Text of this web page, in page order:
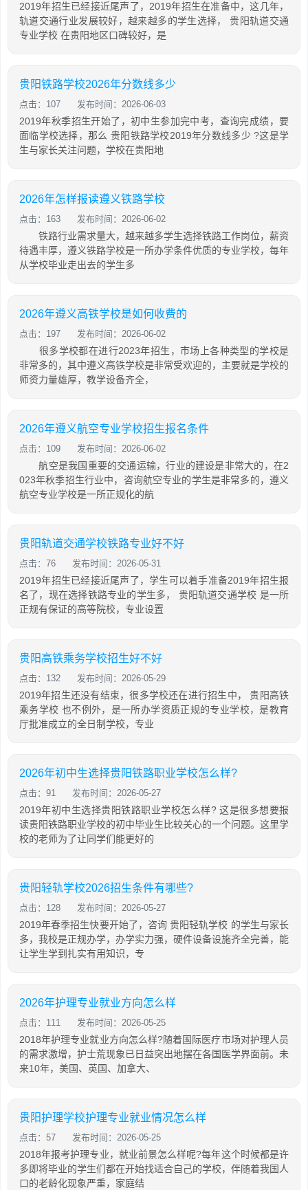
2019年招生已经接近尾声了，2019年招生在准备中，这几年，
轨道交通行业发展较好，越来越多的学生选择， 贵阳轨道交通
专业学校 在贵阳地区口碑较好，是
贵阳铁路学校2026年分数线多少
点击：107 发布时间：2026-06-03
2019年秋季招生开始了，初中生参加完中考，查询完成绩，要
面临学校选择，那么 贵阳铁路学校2019年分数线多少 ?这是学
生与家长关注问题，学校在贵阳地
2026年怎样报读遵义铁路学校
点击：163 发布时间：2026-06-02
铁路行业需求量大，越来越多学生选择铁路工作岗位，薪资
待遇丰厚，遵义铁路学校是一所办学条件优质的专业学校，每年
从学校毕业走出去的学生多
2026年遵义高铁学校是如何收费的
点击：197 发布时间：2026-06-02
很多学校都在进行2023年招生，市场上各种类型的学校是
非常多的，其中遵义高铁学校是非常受欢迎的，主要就是学校的
师资力量雄厚，教学设备齐全，
2026年遵义航空专业学校招生报名条件
点击：109 发布时间：2026-06-02
航空是我国重要的交通运输，行业的建设是非常大的，在2
023年秋季招生行业中，咨询航空专业的学生是非常多的，遵义
航空专业学校是一所正规化的航
贵阳轨道交通学校铁路专业好不好
点击：76 发布时间：2026-05-31
2019年招生已经接近尾声了，学生可以着手准备2019年招生报
名了，现在选择铁路专业的学生多， 贵阳轨道交通学校 是一所
正规有保证的高等院校，专业设置
贵阳高铁乘务学校招生好不好
点击：132 发布时间：2026-05-29
2019年招生还没有结束，很多学校还在进行招生中， 贵阳高铁
乘务学校 也不例外，是一所办学资质正规的专业学校，是教育
厅批准成立的全日制学校，专业
2026年初中生选择贵阳铁路职业学校怎么样?
点击：91 发布时间：2026-05-27
2019年初中生选择贵阳铁路职业学校怎么样? 这是很多想要报
读贵阳铁路职业学校的初中毕业生比较关心的一个问题。这里学
校的老师为了让同学们能更好的
贵阳轻轨学校2026招生条件有哪些?
点击：128 发布时间：2026-05-27
2019年春季招生快要开始了，咨询 贵阳轻轨学校 的学生与家长
多，我校是正规办学，办学实力强，硬件设备设施齐全完善，能
让学生学到扎实有用知识，专
2026年护理专业就业方向怎么样
点击：111 发布时间：2026-05-25
2018年护理专业就业方向怎么样?随着国际医疗市场对护理人员
的需求激增，护士荒现象已日益突出地摆在各国医学界面前。未
来10年，美国、英国、加拿大、
贵阳护理学校护理专业就业情况怎么样
点击：57 发布时间：2026-05-25
2018年报考护理专业，就业前景怎么样呢?每年这个时候都是许
多即将毕业的学生们都在开始找适合自己的学校，伴随着我国人
口的老龄化现象严重，家庭结